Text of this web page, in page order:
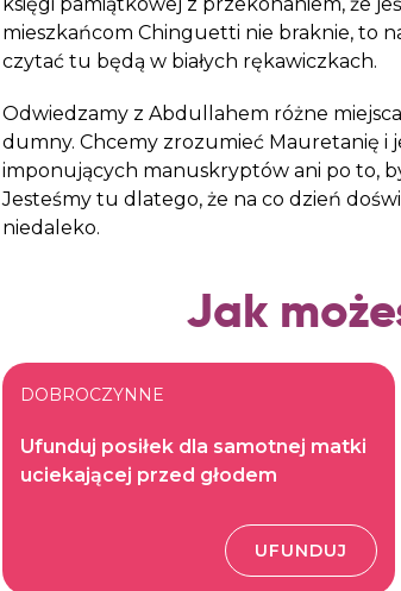
mieszkańcom Chinguetti nie braknie, to
czytać tu będą w białych rękawiczkach.
Odwiedzamy z Abdullahem różne
dumny. Chcemy zrozumieć Mauretanię i
imponujących manuskryptów ani po to,
Jesteśmy tu dlatego, że na co dzień
niedaleko.
Jak
DOBROCZYNNE
Ufunduj posiłek dla samotnej matki
uciekającej przed głodem
UFUNDUJ